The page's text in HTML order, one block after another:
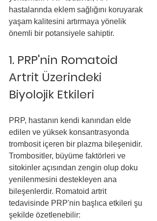
hastalarında eklem sağlığını koruyarak
yaşam kalitesini artırmaya yönelik
önemli bir potansiyele sahiptir.
1. PRP'nin Romatoid
Artrit Üzerindeki
Biyolojik Etkileri
PRP, hastanın kendi kanından elde
edilen ve yüksek konsantrasyonda
trombosit içeren bir plazma bileşenidir.
Trombositler, büyüme faktörleri ve
sitokinler açısından zengin olup doku
yenilenmesini destekleyen ana
bileşenlerdir. Romatoid artrit
tedavisinde PRP'nin başlıca etkileri şu
şekilde özetlenebilir: